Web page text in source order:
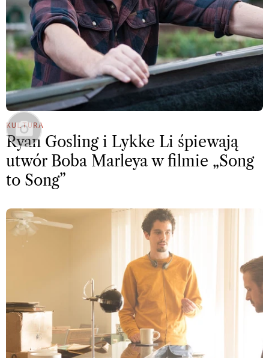
KULTURA
Ryan Gosling i Lykke Li śpiewają
utwór Boba Marleya w filmie „Song
to Song”